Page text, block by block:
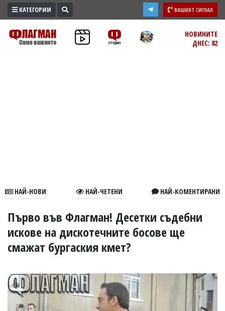
ПРОМО
ЗОНА
В
УКРАЙНА
СПОРТ
БИЗНЕС
ЮГ
КАТЕГОРИИ ВАШИЯТ СИГНАЛ
НОВИНИТЕ
ДНЕС: 82
НАЙ-НОВИ НАЙ-ЧЕТЕНИ НАЙ-КОМЕНТИРАНИ
Първо във Флагман! Десетки съдебни
искове на дискотечните босове ще
смажат бургаския кмет?